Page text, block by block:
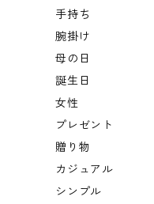
手持ち
腕掛け
母の日
誕生日
女性
プレゼント
贈り物
カジュアル
シンプル